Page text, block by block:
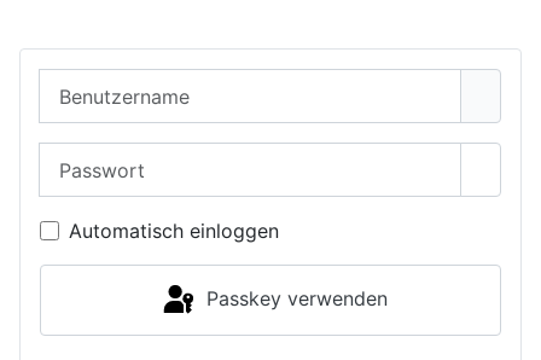
Automatisch einloggen
Passkey verwenden